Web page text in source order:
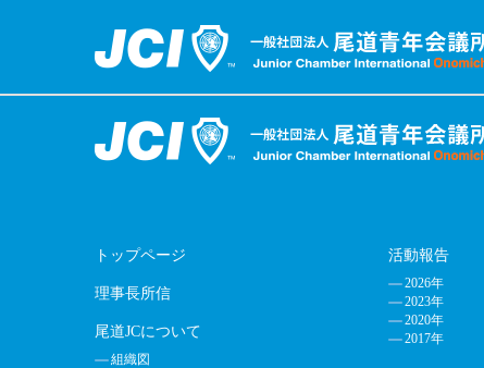
トップページ
理事長所信
尾道JCについて
組織図
活動報告
2026年
2023年
2020年
2017年